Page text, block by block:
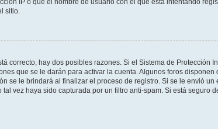
sitio.
correcto, hay dos posibles razones. Si el Sistema de Protección
que se le darán para activar la cuenta. Algunos foros
se le brindará al finalizar el proceso de registro. Si se le envió
vez haya sido capturada por un filtro anti-spam. Si está seguro